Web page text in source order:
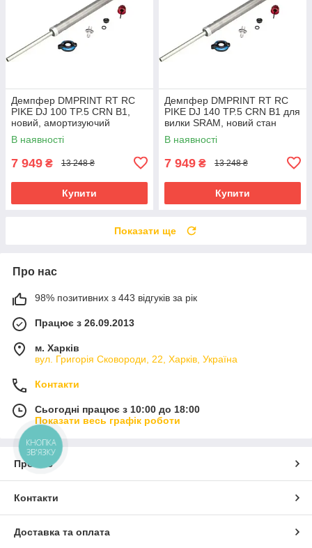
Демпфер DMPRINT RT RC
PIKE DJ 100 TP.5 CRN B1,
новий, амортизуючий
компонент для вилки.
В наявності
7 949 ₴ 13 248 ₴
Купити
Демпфер DMPRINT RT RC
PIKE DJ 140 TP.5 CRN B1 для
вилки SRAM, новий стан
В наявності
7 949 ₴ 13 248 ₴
Купити
Показати ще
Про нас
98% позитивних з 443 відгуків за рік
Працює з 26.09.2013
м. Харків
вул. Григорія Сковороди, 22, Харків, Україна
Контакти
Сьогодні працює з 10:00 до 18:00
Показати весь графік роботи
Про нас
Контакти
Доставка та оплата
КНОПКА
ЗВ'ЯЗКУ